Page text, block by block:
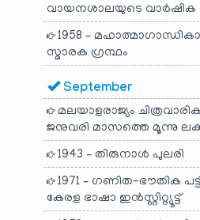
വായനശാലയുടെ വാർഷിക
1958 –
സ്മാരക ഗ്രന്ഥം
September
മലയാളരാജ്യം ചിത്രവാരിക
ജനുവരി മാസത്തെ മൂന്നു
1943 – തിരുനാൾ പുലരി
1971 – ഗണിത-ഭൗതിക
കേരള ഭാഷാ ഇൻസ്റ്റിറ്റ്യൂട്ട്